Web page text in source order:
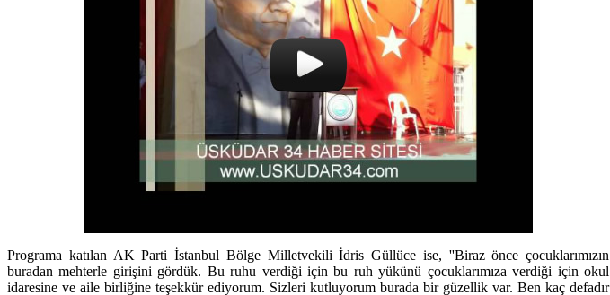
Programa katılan AK Parti İstanbul Bölge Milletvekili İdris Güllüce ise, ''Biraz önce çocuklarımızın
buradan mehterle girişini gördük. Bu ruhu verdiği için bu ruh yükünü çocuklarımıza verdiği için okul
idaresine ve aile birliğine teşekkür ediyorum. Sizleri kutluyorum burada bir güzellik var. Ben kaç defadır